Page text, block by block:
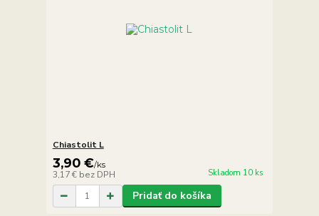
Chiastolit L
3,90 €/ks
3,17 € bez DPH Skladom 10 ks
Pridať do košíka